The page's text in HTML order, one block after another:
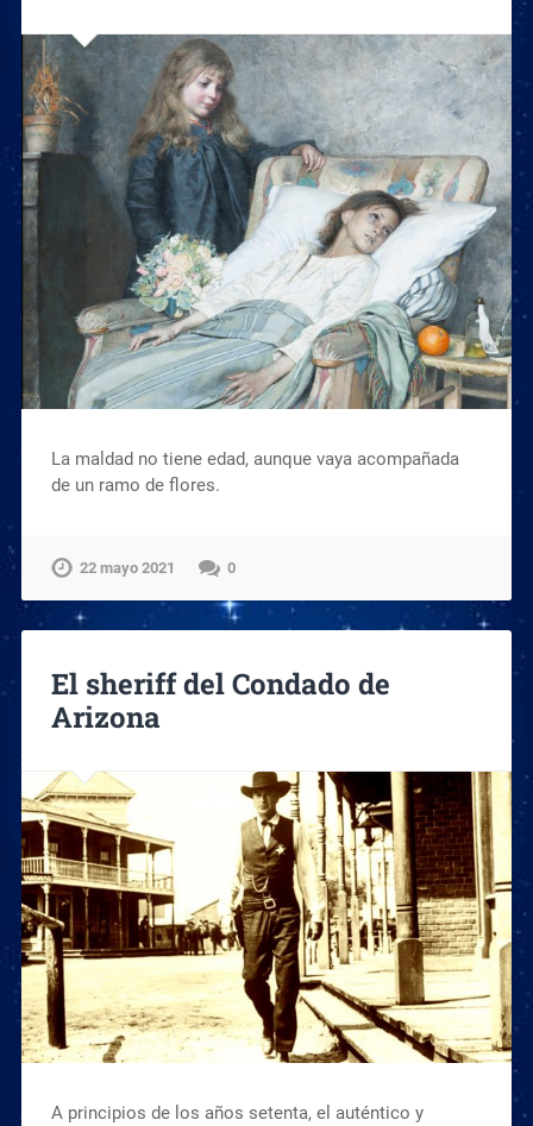
La maldad no tiene edad, aunque vaya acompañada
de un ramo de flores.
22 mayo 2021 0
El sheriff del Condado de
Arizona
A principios de los años setenta, el auténtico y